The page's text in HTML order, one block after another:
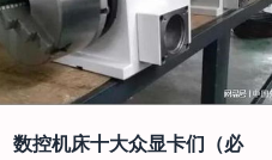
数控机床十大众显卡们（必